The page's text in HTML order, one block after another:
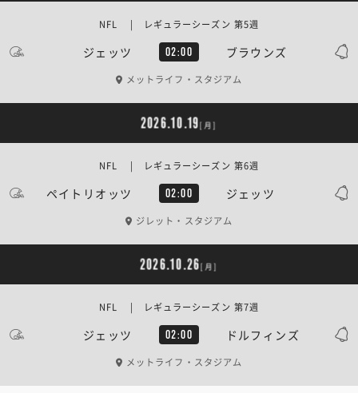
ジェッツ 02:00 ブラウンズ
NFL | レギュラーシーズン 第5週
メットライフ・スタジアム
2026.10.19[月]
ペイトリオッツ 02:00 ジェッツ
NFL | レギュラーシーズン 第6週
ジレット・スタジアム
2026.10.26[月]
ジェッツ 02:00 ドルフィンズ
NFL | レギュラーシーズン 第7週
メットライフ・スタジアム